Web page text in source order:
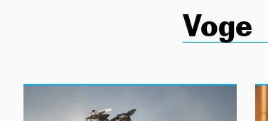
Voge